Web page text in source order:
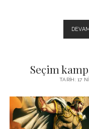
Seçim
TARIH: 17